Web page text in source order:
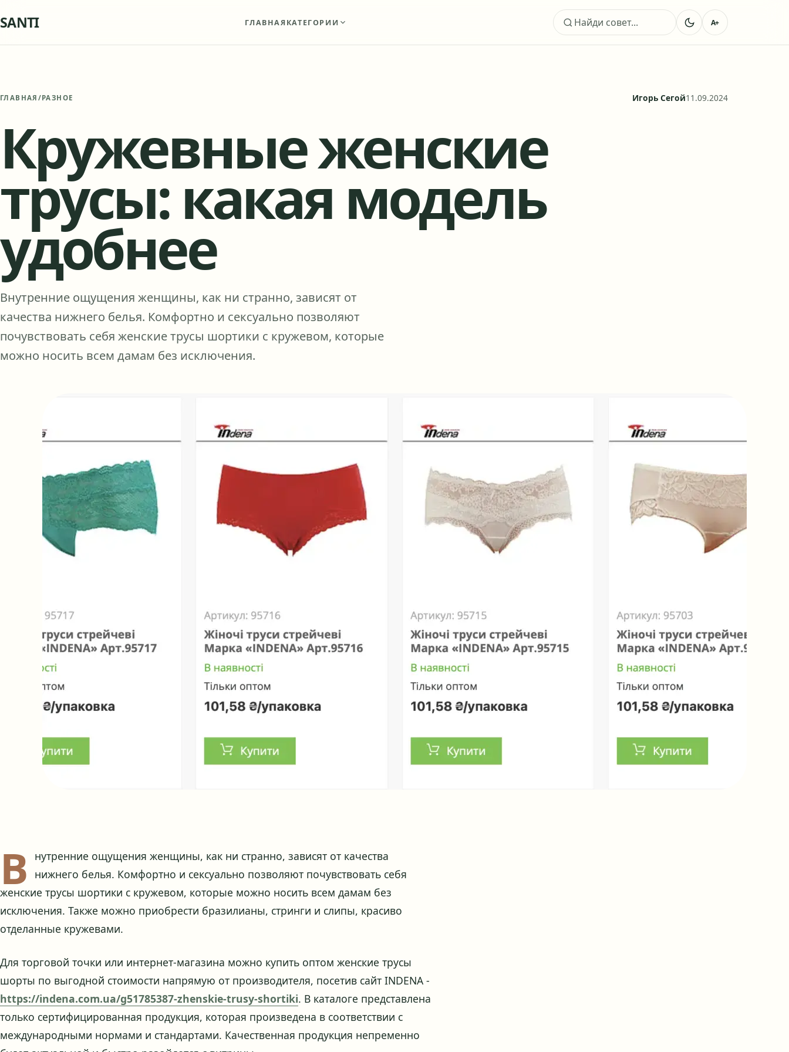
SANTI ГЛАВНАЯКАТЕГОРИИ Поиск A+
ГЛАВНАЯ /РАЗНОЕ Игорь Сегой11.09.2024
Кружевные женские
трусы: какая модель
удобнее
Внутренние ощущения женщины, как ни странно, зависят от
качества нижнего белья. Комфортно и сексуально позволяют
почувствовать себя женские трусы шортики с кружевом, которые
можно носить всем дамам без исключения.
В
нутренние ощущения женщины, как ни странно, зависят от качества
нижнего белья. Комфортно и сексуально позволяют почувствовать себя
женские трусы шортики с кружевом, которые можно носить всем дамам без
исключения. Также можно приобрести бразилианы, стринги и слипы, красиво
отделанные кружевами.
Для торговой точки или интернет-магазина можно купить оптом женские трусы
шорты по выгодной стоимости напрямую от производителя, посетив сайт INDENA -
https://indena.com.ua/g51785387-zhenskie-trusy-shortiki. В каталоге представлена
только сертифицированная продукция, которая произведена в соответствии с
международными нормами и стандартами. Качественная продукция непременно